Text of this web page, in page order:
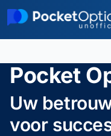
Pocket
Uw
voor